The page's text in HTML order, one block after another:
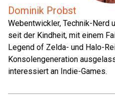
Dominik Probst
Webentwickler, Technik-Nerd
seit der Kindheit, mit einem
Legend of Zelda- und Halo-
Konsolengeneration
interessiert an Indie-Games.